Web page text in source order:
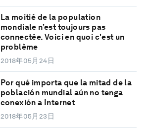
La moitié de la population
mondiale n’est toujours pas
connectée. Voici en quoi c'est un
problème
2018年05月24日
Por qué importa que la mitad de la
población mundial aún no tenga
conexión a Internet
2018年05月23日